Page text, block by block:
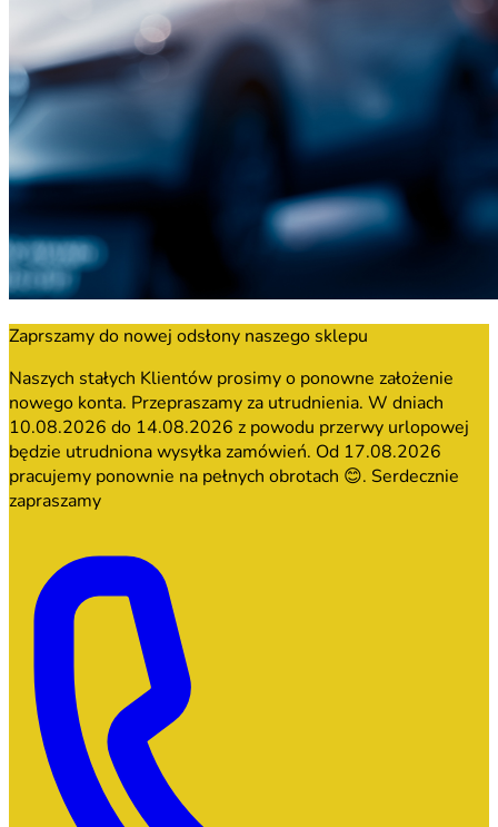
Zaprszamy do nowej odsłony naszego sklepu
Naszych stałych Klientów prosimy o ponowne założenie
nowego konta. Przepraszamy za utrudnienia. W dniach
10.08.2026 do 14.08.2026 z powodu przerwy urlopowej
będzie utrudniona wysyłka zamówień. Od 17.08.2026
pracujemy ponownie na pełnych obrotach 😊. Serdecznie
zapraszamy